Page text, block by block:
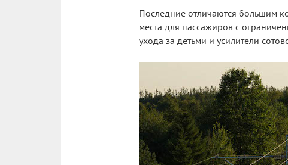
Последние отличаются большим
места для пассажиров с
ухода за детьми и усилители